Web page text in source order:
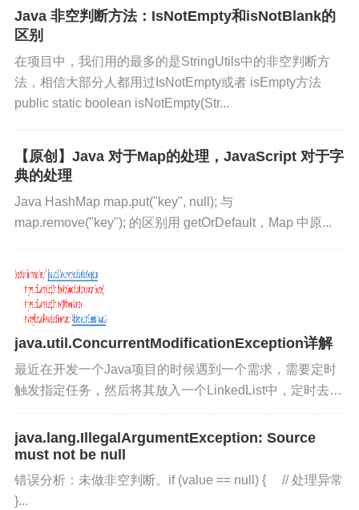
可能为科学技术法表示）
本站文章除注明转载/出处外，均为原创，若要转载请
务必注明出处。转载后请将转载链接通过邮件告知我
站，谢谢合作。本站邮箱：admin@only4.work
尊重他人劳动成果，共创和谐网络环境。点击
版权声明
版权声明：本文由 张小弟之家 发布，如需转载请注明出
处。
Java 非空判断方法：IsNotEmpty和isNotBlank的
区别
在项目中，我们用的最多的是StringUtils中的非空判断方
法，相信大部分人都用过IsNotEmpty或者 isEmpty方法
public static boolean isNotEmpty(Str...
【原创】Java 对于Map的处理，​JavaScript 对于字
典的处理
Java HashMap map.put("key", null); 与
map.remove("key"); 的区别用 getOrDefault，Map 中原...
java.util.ConcurrentModificationException详解
最近在开发一个Java项目的时候遇到一个需求，需要定时
触发指定任务，然后将其放入一个LinkedList中，定时去查
询任务是否完成。然后我在写代码的时候就使用了Iterator
迭代器，但是从Linke...
java.lang.IllegalArgumentException: Source
must not be null
错误分析：未做非空判断。if (value == null) { // 处理异常
}...